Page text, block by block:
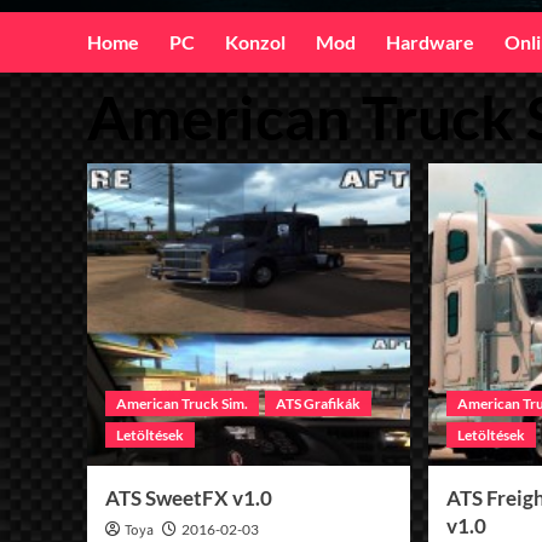
Home PC Konzol Mod Hardware
American Truck
American Truck Sim.
ATS Grafikák
Letöltések
ATS SweetFX v1.0
Toya 2016-02-03
American
Letöltések
ATS
v1.0